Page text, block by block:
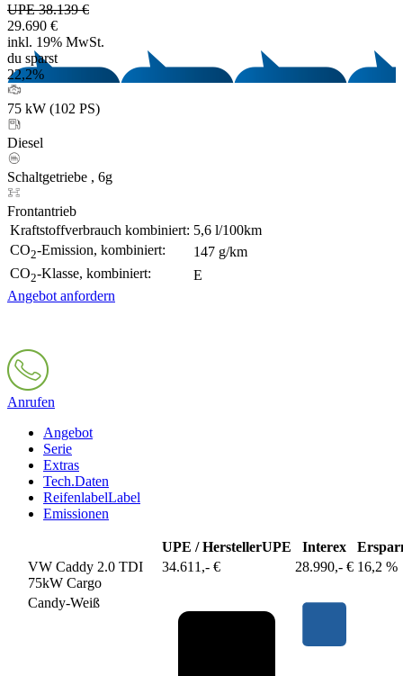
UPE 38.139 €
29.690 €
inkl. 19% MwSt.
du sparst
22,2%
75 kW (102 PS)
Diesel
Schaltgetriebe , 6g
Frontantrieb
Kraftstoffverbrauch kombiniert: 5,6 l/100km
CO2-Emission, kombiniert:
147 g/km
CO2-Klasse, kombiniert:
E
Angebot anfordern
Anrufen
Angebot
Serie
Extras
Tech.Daten
ReifenlabelLabel
Emissionen
UPE / HerstellerUPE Interex
VW Caddy 2.0 TDI
75kW Cargo
34.611,- € 28.990,- € 16,2 %
Candy-Weiß